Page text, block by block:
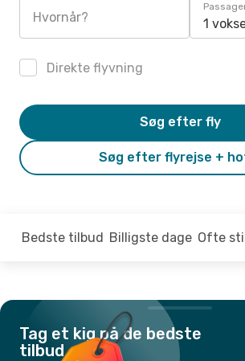
Hvornår? 1
Direkte flyvning
Søg efter flyrejse +
Søg efter fly
Bedste tilbud Billigste dage Ofte
Tag et kig på de bedste
tilbud